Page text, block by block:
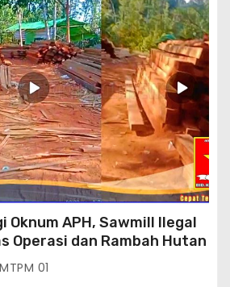
Oknum APH, Sawmill Ilegal
Operasi dan Rambah Hutan
MTPM 01